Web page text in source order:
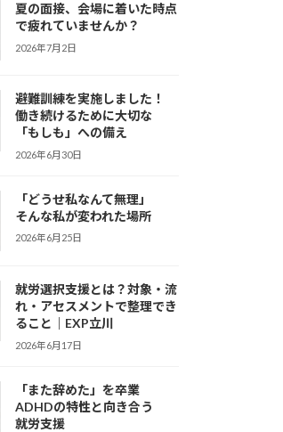
夏の面接、会場に着いた時点
で疲れていませんか？
2026年7月2日
避難訓練を実施しました！
働き続けるために大切な
「もしも」への備え
2026年6月30日
「どうせ私なんて無理」
そんな私が変われた場所
2026年6月25日
就労選択支援とは？対象・流
れ・アセスメントで整理でき
ること｜EXP立川
2026年6月17日
「また辞めた」を卒業
ADHDの特性と向き合う
就労支援